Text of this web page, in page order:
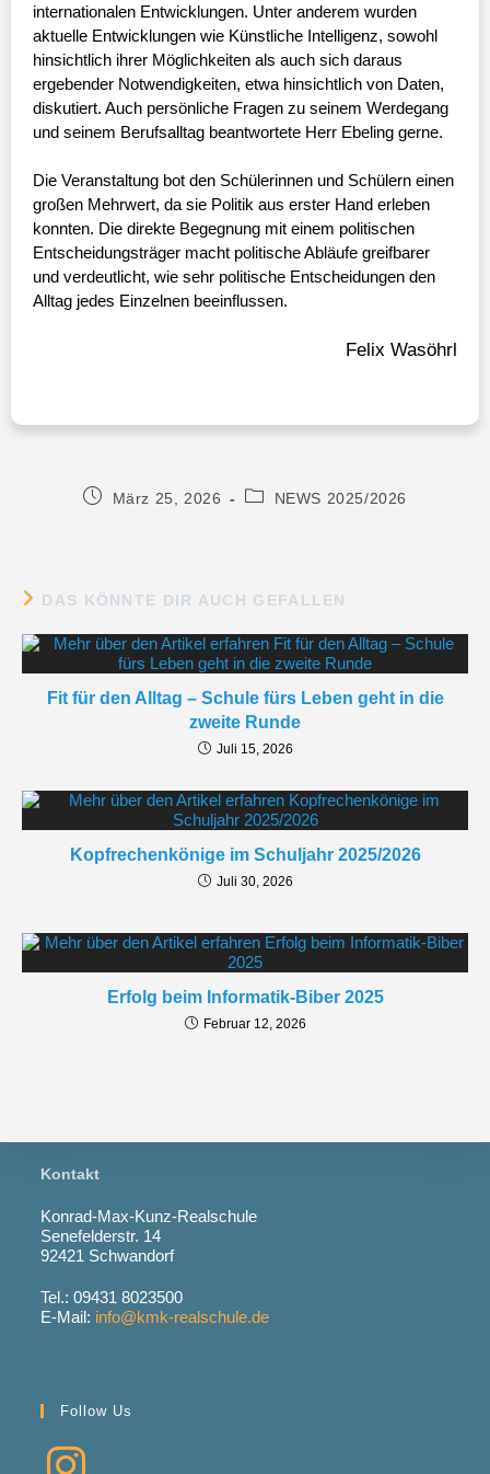
internationalen Entwicklungen. Unter anderem wurden
aktuelle Entwicklungen wie Künstliche Intelligenz, sowohl
hinsichtlich ihrer Möglichkeiten als auch sich daraus
ergebender Notwendigkeiten, etwa hinsichtlich von Daten,
diskutiert. Auch persönliche Fragen zu seinem Werdegang
und seinem Berufsalltag beantwortete Herr Ebeling gerne.
Die Veranstaltung bot den Schülerinnen und Schülern einen
großen Mehrwert, da sie Politik aus erster Hand erleben
konnten. Die direkte Begegnung mit einem politischen
Entscheidungsträger macht politische Abläufe greifbarer
und verdeutlicht, wie sehr politische Entscheidungen den
Alltag jedes Einzelnen beeinflussen.
Felix Wasöhrl
März 25, 2026 NEWS 2025/2026
DAS KÖNNTE DIR AUCH GEFALLEN
Fit für den Alltag – Schule fürs Leben geht in die
zweite Runde
Juli 15, 2026
Kopfrechenkönige im Schuljahr 2025/2026
Juli 30, 2026
Erfolg beim Informatik-Biber 2025
Februar 12, 2026
Kontakt
Konrad-Max-Kunz-Realschule
Senefelderstr. 14
92421 Schwandorf
Tel.: 09431 8023500
E-Mail: info@kmk-realschule.de
Follow Us